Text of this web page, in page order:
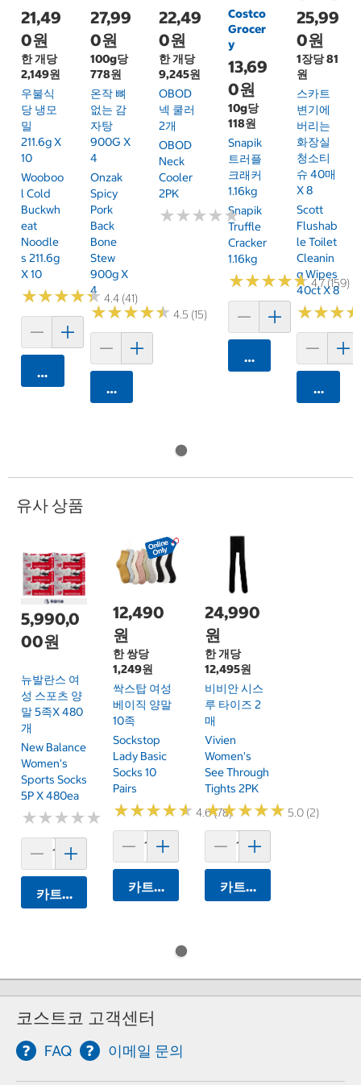
21,49
0원
한 개당
2,149원
우불식
당 냉모
밀
211.6g X
10
Wooboo
L Cold
Buckwh
Eat
Noodle
S 211.6g
X 10
★★★★★
★★★★★ 4.4 (41)
카트에 담기
27,99
0원
100g당
778원
온작 뼈
없는 감
자탕
900G X
4
Onzak
Spicy
Pork
Back
Bone
Stew
900g X
4
★★★★★
★★★★★ 4.5 (15)
카트에 담기
22,49
0원
한 개당
9,245원
OBOD
넥 쿨러
2개
OBOD
Neck
Cooler
2PK
★★★★★
★★★★★
Costco
Grocer
y
13,69
0원
10g당
118원
Snapik
트러플
크래커
1.16kg
Snapik
Truffle
Cracker
1.16kg
★★★★★
★★★★★4.7 (159)
카트에 담기
25,99
0원
1장당 81
원
스카트
변기에
버리는
화장실
청소티
슈 40매
X 8
Scott
Flushab
Le Toilet
Cleanin
G Wipes
40ct X 8
★★★
★★★
카트에
유사 상품
5,990,0
00원
뉴발란스 여
성 스포츠 양
말 5족x 480
개
New Balance
Women's
Sports Socks
5P X 480ea
★★★★★
★★★★★
카트에 담기
12,490
원
한 쌍당
1,249원
싹스탑 여성
베이직 양말
10족
Sockstop
Lady Basic
Socks 10
Pairs
★★★★★
★★★★★ 4.6 (78)
카트에 담기
24,990
원
한 개당
12,495원
비비안 시스
루 타이즈 2
매
Vivien
Women's
See Through
Tights 2PK
★★★★★
★★★★★ 5.0 (2)
카트에 담기
코스트코 고객센터
FAQ 이메일 문의